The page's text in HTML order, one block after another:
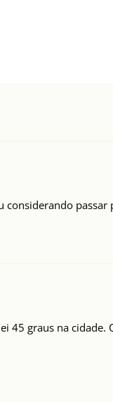
considerando
45 graus na